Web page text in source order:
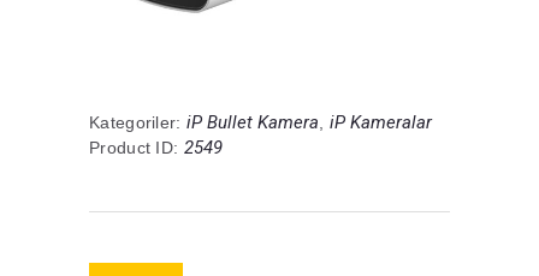
Kategoriler: iP Bullet Kamera iP Kameralar
Product ID: 2549